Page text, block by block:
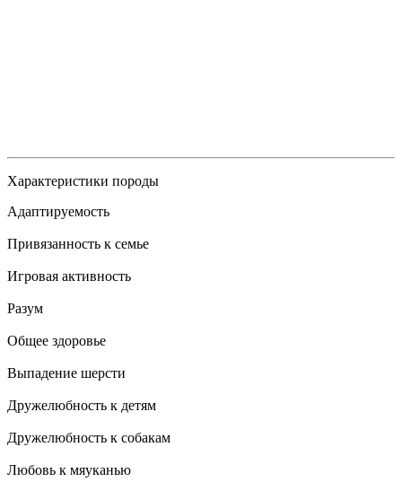
Характеристики породы
Адаптируемость
Привязанность к семье
Игровая активность
Разум
Общее здоровье
Выпадение шерсти
Дружелюбность к детям
Дружелюбность к собакам
Любовь к мяуканью